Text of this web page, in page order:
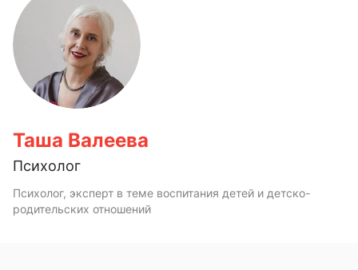
Таша Валеева
Психолог
Психолог, эксперт в теме воспитания детей и детско-
родительских отношений